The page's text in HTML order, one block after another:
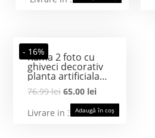
- 16%
Rama 2 foto cu
ghiveci decorativ
planta artificiala
Buxus, lemn,
39x7x18 cm
76.99lei 65.00 lei
Livrare in 3 zileAdaugă în coș